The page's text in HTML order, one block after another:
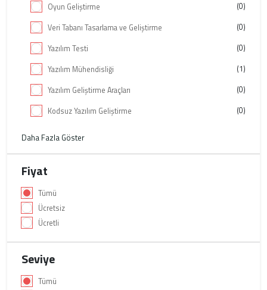
Oyun Geliştirme
(0)
Veri Tabanı Tasarlama ve Geliştirme
(0)
Yazılım Testi
(0)
Yazılım Mühendisliği
(1)
Yazılım Geliştirme Araçları
(0)
Kodsuz Yazılım Geliştirme
(0)
Daha Fazla Göster
Fiyat
Tümü
Ücretsiz
Ücretli
Seviye
Tümü